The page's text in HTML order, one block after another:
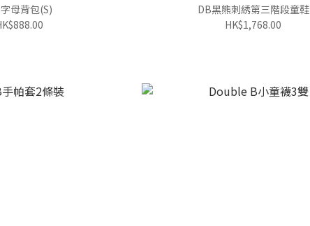
母背包(S)
DB黑熊刺綉第三階段童鞋
HK$1,768.00